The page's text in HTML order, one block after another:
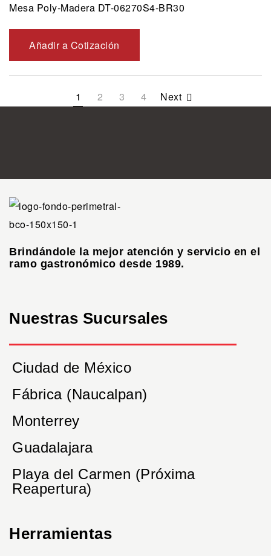
Mesa Poly-Madera DT-06270S4-BR30
Añadir a Cotización
1 2 3 4 Next
Brindándole la mejor atención y servicio en el
ramo gastronómico desde 1989.
Nuestras Sucursales
Ciudad de México
Fábrica (Naucalpan)
Monterrey
Guadalajara
Playa del Carmen (Próxima
Reapertura)
Herramientas